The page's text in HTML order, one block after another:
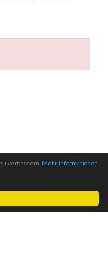
verbessern. Mehr Informationen